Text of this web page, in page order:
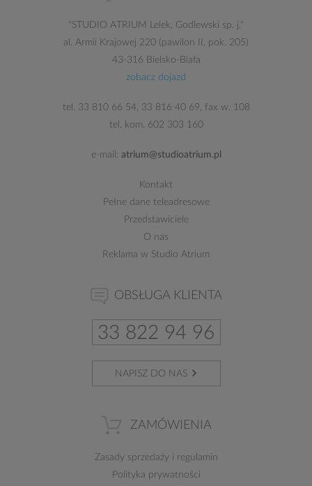
"STUDIO ATRIUM
Lelek, Godlewski sp. j."
al. Armii Krajowej 220 (pawilon II, pok. 205)
43-316 Bielsko-Biała
zobacz dojazd
tel. 33 810 66 54 33 816 40 69 , fax w. 108
tel. kom.
602 303 160
e-mail: atrium@studioatrium.pl
Kontakt
Pełne dane teleadresowe
Przedstawiciele
O nas
Reklama w Studio Atrium
OBSŁUGA KLIENTA
33 822 94 96
NAPISZ DO NAS
ZAMÓWIENIA
Zasady sprzedażyi regulamin
Polityka prywatności